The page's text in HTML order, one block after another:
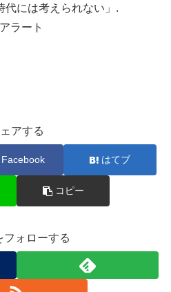
代には考えられない」.
ラート
アする
Facebook はてブ
コピー
フォローする